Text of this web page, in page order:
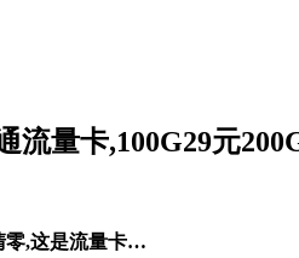
流量卡,100G29元
零,这是流量卡…